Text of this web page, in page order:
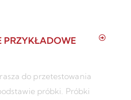
PRZYKŁADOWE
do przetestowania
próbki. Próbki